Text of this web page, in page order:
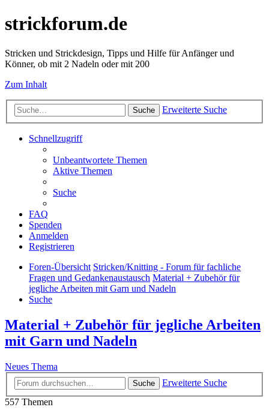
strickforum.de
Stricken und Strickdesign, Tipps und Hilfe für Anfänger und
Könner, ob mit 2 Nadeln oder mit 200
Zum Inhalt
Suche Erweiterte Suche
Schnellzugriff
Unbeantwortete Themen
Aktive Themen
Suche
FAQ
Spenden
Anmelden
Registrieren
Foren-Übersicht Stricken/Knitting - Forum für fachliche
Fragen und Gedankenaustausch Material + Zubehör für
jegliche Arbeiten mit Garn und Nadeln
Suche
Material + Zubehör für jegliche Arbeiten
mit Garn und Nadeln
Neues Thema
Suche
Erweiterte Suche
557 Themen